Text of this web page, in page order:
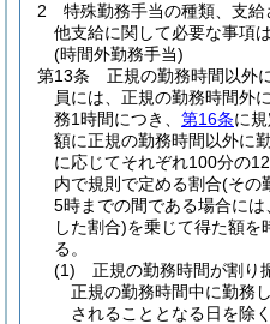
2
特殊勤務手当の種類、支
他支給に関して必要な事項
(時間外勤務手当)
第13条
正規の勤務時間以外
員には、正規の勤務時間外
務1時間につき、 第16条に
額に正規の勤務時間以外に
に応じてそれぞれ100分の
内で規則で定める割合(その
5時までの間である場合に
した割合)を乗じて得た額を
る。
(1)
正規の勤務時間が割り
正規の勤務時間中に勤務
されることとなる日を除く